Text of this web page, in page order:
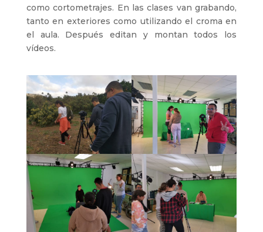
como cortometrajes. En las clases van grabando,
tanto en exteriores como utilizando el croma en
el aula. Después editan y montan todos los
vídeos.